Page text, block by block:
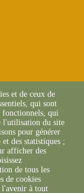
et de ceux de
qui sont
fonctionnels, qui
l'utilisation du site
pour générer
des statistiques ;
afficher des
de tous les
de cookies
l'avenir à tout